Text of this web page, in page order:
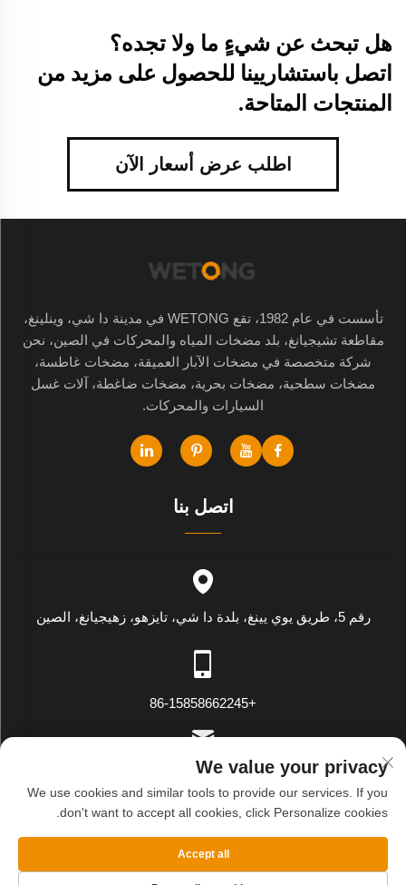
هل تبحث عن شيءٍ ما ولا تجده؟
اتصل باستشاريينا للحصول على مزيد من
المنتجات المتاحة.
اطلب عرض أسعار الآن
تأسست في عام 1982، تقع WETONG في مدينة دا شي، وينلينغ،
مقاطعة تشيجيانغ، بلد مضخات المياه والمحركات في الصين، نحن
شركة متخصصة في مضخات الآبار العميقة، مضخات غاطسة،
مضخات سطحية، مضخات بحرية، مضخات ضاغطة، آلات غسل
السيارات والمحركات.
اتصل بنا
رقم 5، طريق يوي يينغ، بلدة دا شي، تايزهو، زهيجيانغ، الصين
+86-15858662245
[email protected]
حقوق النسخ محفوظة © شركة وينلينغ وي يينغ للتصدير والاستيراد
المحدودة. جميع الحقوق محفوظةسياسة الخصوصية
We value your privacy
We use cookies and similar tools to provide our services. If you
don't want to accept all cookies, click Personalize cookies.
Accept all